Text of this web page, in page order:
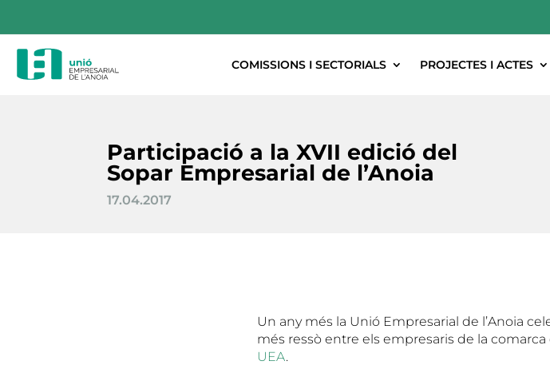
COMISSIONS I SECTORIALS PROJECTES I ACTES
Participació a la XVII edició del
Sopar Empresarial de l’Anoia
17.04.2017
Un any més la Unió Empresarial de l’Anoia
més ressò entre els empresaris de la comarca
UEA.